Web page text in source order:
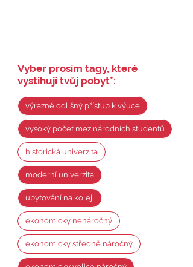
Vyber prosím tagy, které
vystihují tvůj pobyt*:
výrazně odlišný přístup k výuce
vysoký počet mezinárodních studentů
historická univerzita
moderní univerzita
ubytování na koleji
ekonomicky nenáročný
ekonomicky středně náročný